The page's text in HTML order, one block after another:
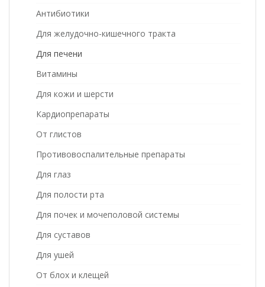
Антибиотики
Для желудочно-кишечного тракта
Для печени
Витамины
Для кожи и шерсти
Кардиопрепараты
От глистов
Противовоспалительные препараты
Для глаз
Для полости рта
Для почек и мочеполовой системы
Для суставов
Для ушей
От блох и клещей